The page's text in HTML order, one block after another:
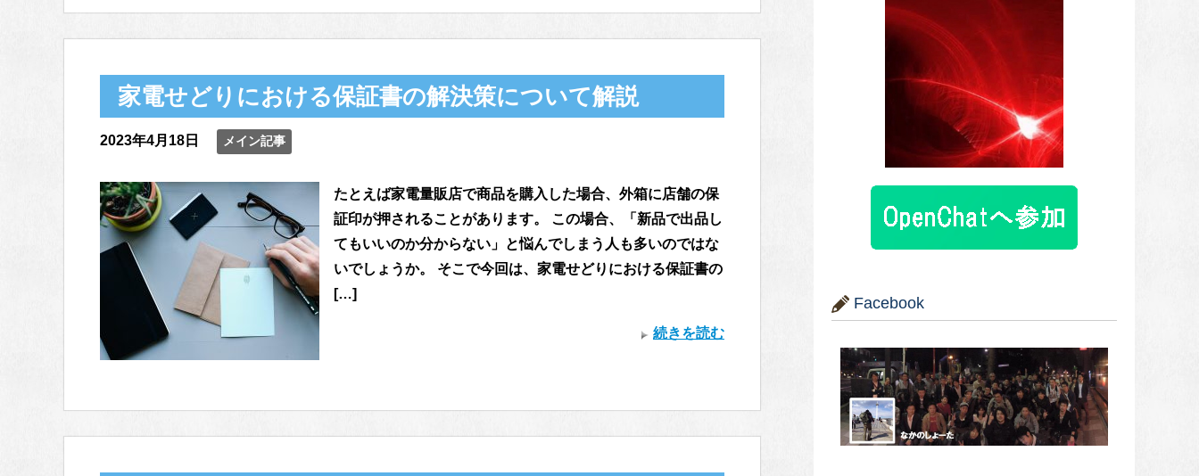
家電せどりにおける保証書の解決策について解説
2023年4月18日 メイン記事
たとえば家電量販店で商品を購入した場合、外箱に店舗の保
証印が押されることがあります。 この場合、「新品で出品し
てもいいのか分からない」と悩んでしまう人も多いのではな
いでしょうか。 そこで今回は、家電せどりにおける保証書の
[…]
続きを読む
Facebook